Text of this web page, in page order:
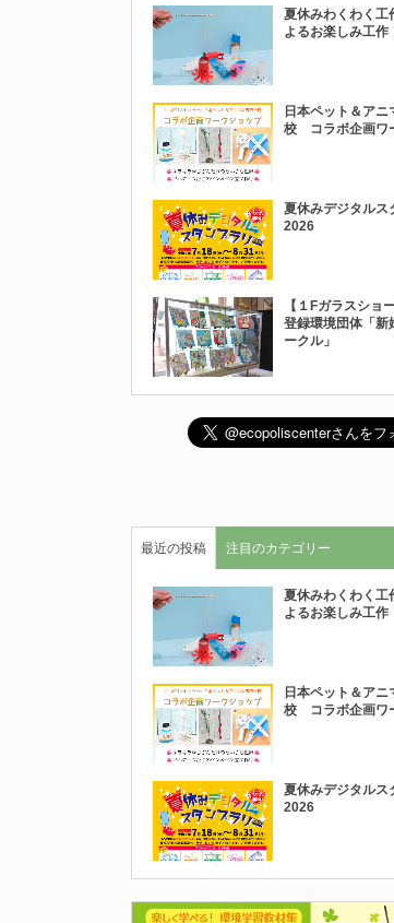
夏休みわくわく工
よるお楽しみ工作
日本ペット＆アニ
校 コラボ企画ワ
夏休みデジタルス
2026
【１Fガラスショ
登録環境団体「新
ークル」
最近の投稿 注目のカテゴリー
夏休みわくわく工
よるお楽しみ工作
日本ペット＆アニ
校 コラボ企画ワ
夏休みデジタルス
2026